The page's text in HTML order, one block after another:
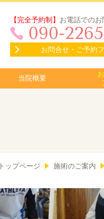
【完全予約制】 お電話での
090-
お問合せ・ご予約
当院概要
トップページ 施術のご案内